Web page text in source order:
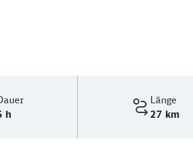
h
Länge
27 km